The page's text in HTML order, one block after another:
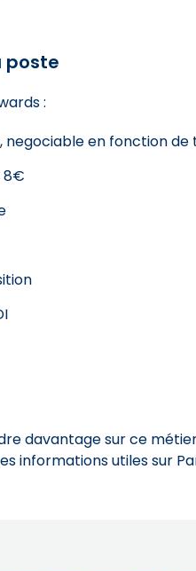
poste
:
en fonction de
8€
davantage sur ce
informations utiles sur